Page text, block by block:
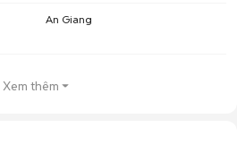
An Giang
Xem thêm